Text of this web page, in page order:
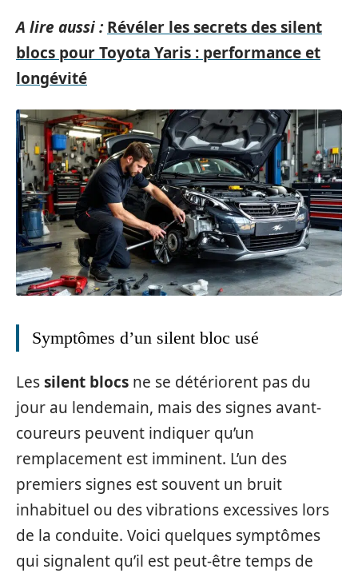
A lire aussi : Révéler les secrets des silent
blocs pour Toyota Yaris : performance et
longévité
Symptômes d’un silent bloc usé
Lessilent blocs ne se détériorent pas du
jour au lendemain, mais des signes avant-
coureurs peuvent indiquer qu’un
remplacement est imminent. L’un des
premiers signes est souvent un bruit
inhabituel ou des vibrations excessives lors
de la conduite. Voici quelques symptômes
qui signalent qu’il est peut-être temps de